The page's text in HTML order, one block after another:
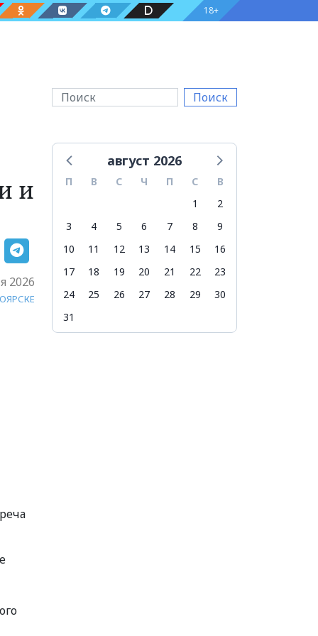
18+
Поиск
и
2026
август 2026
П В С Ч П С
В
1
2
3
4 5 6 7 8
9
10
11 12 13 14 15
16
17
18 19 20 21 22
23
24
25 26 27 28 29
30
31